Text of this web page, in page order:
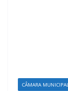
CÂMARA MUNICIPAL